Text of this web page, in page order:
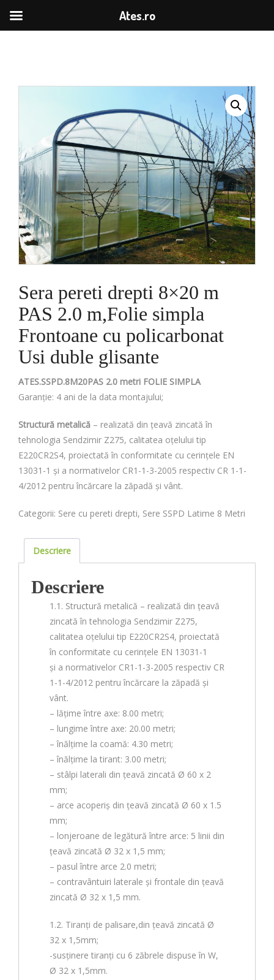
Sera pereti drepti 8×20 m
PAS 2.0 m,Folie simpla
Frontoane cu policarbonat
Usi duble glisante
ATES.SSPD.8M20PAS 2.0 metri FOLIE SIMPLA
Garanție: 4 ani de la data montajului;
Structură metalică – realizată din țeavă zincată în
tehnologia Sendzimir Z275, calitatea oțelului tip
E220CR2S4, proiectată în conformitate cu cerințele EN
13031-1 și a normativelor CR1-1-3-2005 respectiv CR 1-1-
4/2012 pentru încărcare la zăpadă și vânt.
Categorii: Sere cu pereti drepti, Sere SSPD Latime 8 Metri
Descriere
Descriere
1.1. Structură metalică – realizată din țeavă
zincată în tehnologia Sendzimir Z275,
calitatea oțelului tip E220CR2S4, proiectată
în conformitate cu cerințele EN 13031-1
și a normativelor CR1-1-3-2005 respectiv CR
1-1-4/2012 pentru încărcare la zăpadă și
vânt.
– lățime între axe: 8.00 metri;
– lungime între axe: 20.00 metri;
– înălțime la coamă: 4.30 metri;
– înălțime la tirant: 3.00 metri;
– stâlpi laterali din țeavă zincată Ø 60 x 2
mm;
– arce acoperiș din țeavă zincată Ø 60 x 1.5
mm;
– lonjeroane de legătură între arce: 5 linii din
țeavă zincată Ø 32 x 1,5 mm;
– pasul între arce 2.0 metri;
– contravântuiri laterale și frontale din țeavă
zincată Ø 32 x 1,5 mm.
1.2. Tiranți de palisare,din țeavă zincată Ø
32 x 1,5mm;
-susținere tiranți cu 6 zăbrele dispuse în W,
Ø 32 x 1,5mm.
Ates.ro